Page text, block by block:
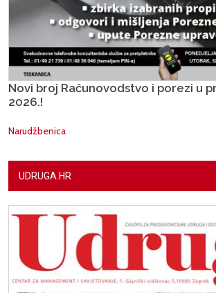
Novi broj Računovodstvo i porezi u
2026.!
Narudžbenica
UDRUGA.HR